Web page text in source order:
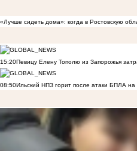
«Лучше сидеть дома»: когда в Ростовскую
15:20Певицу Елену Тополю из Запорожья
08:50Ильский НПЗ горит после атаки БПЛА на